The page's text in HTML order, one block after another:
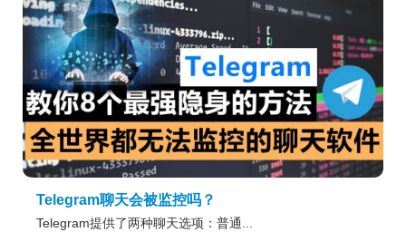
Telegram聊天会被监控吗？
Telegram提供了两种聊天选项：普通...